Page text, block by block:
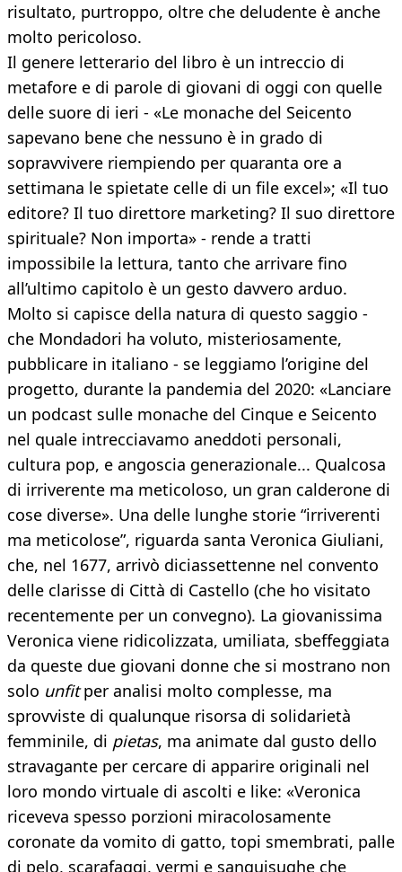
risultato, purtroppo, oltre che deludente è anche
molto pericoloso.
Il genere letterario del libro è un intreccio di
metafore e di parole di giovani di oggi con quelle
delle suore di ieri - «Le monache del Seicento
sapevano bene che nessuno è in grado di
sopravvivere riempiendo per quaranta ore a
settimana le spietate celle di un file excel»; «Il tuo
editore? Il tuo direttore marketing? Il suo direttore
spirituale? Non importa» - rende a tratti
impossibile la lettura, tanto che arrivare fino
all’ultimo capitolo è un gesto davvero arduo.
Molto si capisce della natura di questo saggio -
che Mondadori ha voluto, misteriosamente,
pubblicare in italiano - se leggiamo l’origine del
progetto, durante la pandemia del 2020: «Lanciare
un podcast sulle monache del Cinque e Seicento
nel quale intrecciavamo aneddoti personali,
cultura pop, e angoscia generazionale... Qualcosa
di irriverente ma meticoloso, un gran calderone di
cose diverse». Una delle lunghe storie “irriverenti
ma meticolose”, riguarda santa Veronica Giuliani,
che, nel 1677, arrivò diciassettenne nel convento
delle clarisse di Città di Castello (che ho visitato
recentemente per un convegno). La giovanissima
Veronica viene ridicolizzata, umiliata, sbeffeggiata
da queste due giovani donne che si mostrano non
solo unfitper analisi molto complesse, ma
sprovviste di qualunque risorsa di solidarietà
femminile, di pietas, ma animate dal gusto dello
stravagante per cercare di apparire originali nel
loro mondo virtuale di ascolti e like: «Veronica
riceveva spesso porzioni miracolosamente
coronate da vomito di gatto, topi smembrati, palle
di pelo, scarafaggi, vermi e sanguisughe che